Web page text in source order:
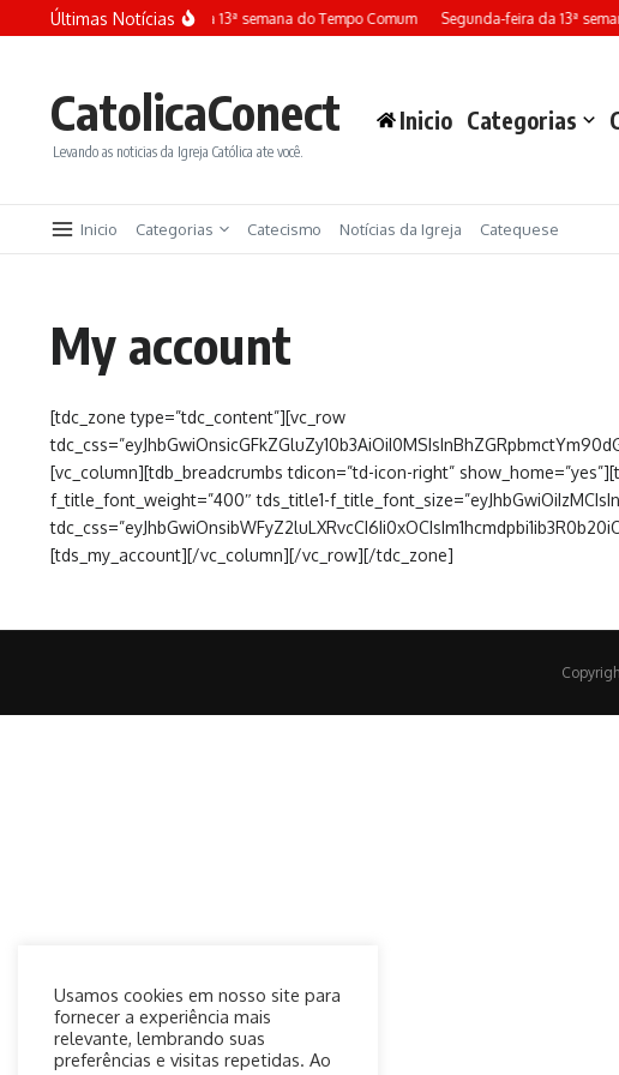
Ir para o conteúdo
Últimas NotíciasTerça-feira da 13ª semana do Tempo Comum Segunda-feira da 13ª
CatolicaConect
Levando as noticias da Igreja Católica ate você.
Inicio Categorias
Inicio Categorias Catecismo Notícias da Igreja Catequese
My account
[tdc_zone type=”tdc_content”][vc_row
[vc_column][tdb_breadcrumbs tdicon=”td-icon-right”
f_title_font_weight=”400″ tds_title1-
[tds_my_account][/vc_column][/vc_row][/tdc_zone]
Usamos cookies em nosso site para
fornecer a experiência mais
relevante, lembrando suas
preferências e visitas repetidas. Ao